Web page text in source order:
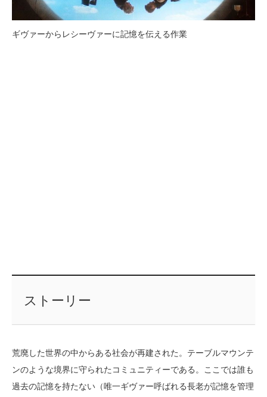
ギヴァーからレシーヴァーに記憶を伝える作業
ストーリー
荒廃した世界の中からある社会が再建された。テーブルマウンテ
ンのような境界に守られたコミュニティーである。ここでは誰も
過去の記憶を持たない（唯一ギヴァー呼ばれる長老が記憶を管理